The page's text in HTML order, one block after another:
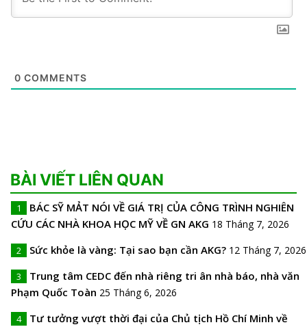
0 COMMENTS
BÀI VIẾT LIÊN QUAN
1
BÁC SỸ MẢT NÓI VỀ GIÁ TRỊ CỦA CÔNG TRÌNH NGHIÊN
CỨU CÁC NHÀ KHOA HỌC MỸ VỀ GN AKG 18 Tháng 7, 2026
2 Sức khỏe là vàng: Tại sao bạn cần AKG? 12 Tháng 7, 2026
3
Trung tâm CEDC đến nhà riêng tri ân nhà báo, nhà văn
Phạm Quốc Toàn 25 Tháng 6, 2026
4
Tư tưởng vượt thời đại của Chủ tịch Hồ Chí Minh về